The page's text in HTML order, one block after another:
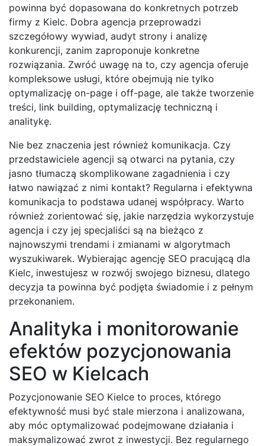
powinna być dopasowana do konkretnych potrzeb
firmy z Kielc. Dobra agencja przeprowadzi
szczegółowy wywiad, audyt strony i analizę
konkurencji, zanim zaproponuje konkretne
rozwiązania. Zwróć uwagę na to, czy agencja oferuje
kompleksowe usługi, które obejmują nie tylko
optymalizację on-page i off-page, ale także tworzenie
treści, link building, optymalizację techniczną i
analitykę.
Nie bez znaczenia jest również komunikacja. Czy
przedstawiciele agencji są otwarci na pytania, czy
jasno tłumaczą skomplikowane zagadnienia i czy
łatwo nawiązać z nimi kontakt? Regularna i efektywna
komunikacja to podstawa udanej współpracy. Warto
również zorientować się, jakie narzędzia wykorzystuje
agencja i czy jej specjaliści są na bieżąco z
najnowszymi trendami i zmianami w algorytmach
wyszukiwarek. Wybierając agencję SEO pracującą dla
Kielc, inwestujesz w rozwój swojego biznesu, dlatego
decyzja ta powinna być podjęta świadomie i z pełnym
przekonaniem.
Analityka i monitorowanie
efektów pozycjonowania
SEO w Kielcach
Pozycjonowanie SEO Kielce to proces, którego
efektywność musi być stale mierzona i analizowana,
aby móc optymalizować podejmowane działania i
maksymalizować zwrot z inwestycji. Bez regularnego